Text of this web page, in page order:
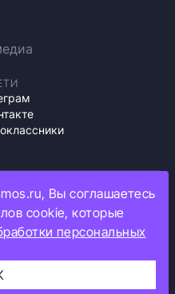
данных
Вы соглашаетесь
cookie, которые
персональных